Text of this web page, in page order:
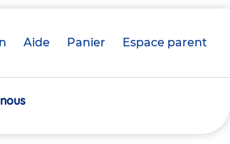
Aide Panier crèche(s)
Espace parent